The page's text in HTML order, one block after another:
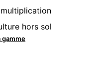
hors sol
gamme